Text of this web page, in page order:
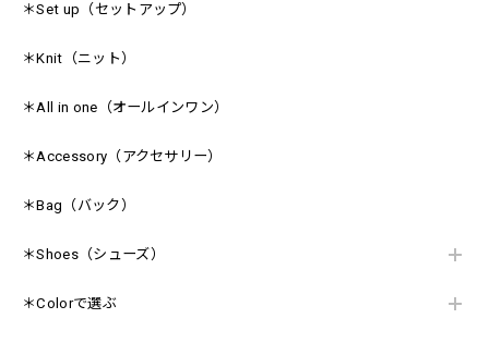
＊Set up（セットアップ）
＊Knit（ニット）
＊All in one（オールインワン）
＊Accessory（アクセサリー）
＊Bag（バック）
＊Shoes（シューズ）
＊Colorで選ぶ